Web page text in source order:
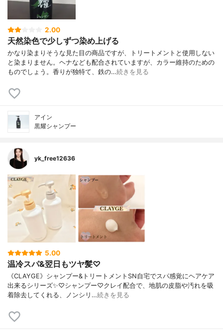
2.00
天然染色で少しずつ染め上げる
かなり染まりそうな見た目の商品ですが、トリートメントと使用しない
と染まりません。ヘナなども配合されていますが、カラー維持のための
ものでしょう。香りが独特て、鉄の…続きを見る
アイン
黒耀シャンプー
yk_free12636
5.00
温冷スパ&翌日もツヤ髪♡
《CLAYGE》シャンプー&トリートメントSN自宅でスパ感覚にヘアケア
出来るシリーズ✨♡シャンプー♡クレイ配合で、地肌の皮脂や汚れを吸
着除去してくれる、ノンシリ…続きを見る